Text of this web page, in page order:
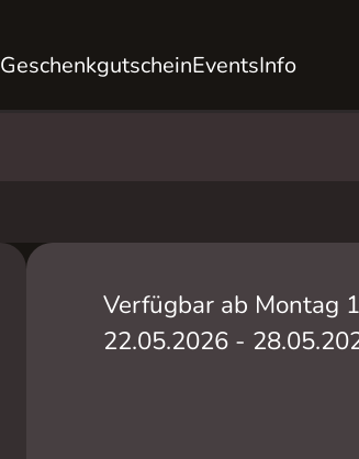
GeschenkgutscheinEventsInfo
Verfügbar ab Montag
22.05.2026 -